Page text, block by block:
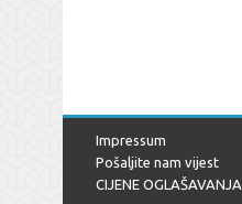
Impressum
Pošaljite nam vijest
CIJENE OGLAŠAVANJA